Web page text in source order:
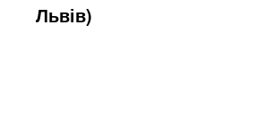
Львів)